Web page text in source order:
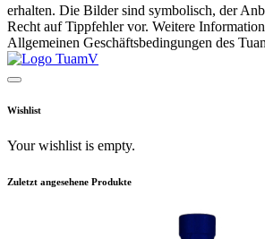
erhalten. Die Bilder sind symbolisch, der
Recht auf Tippfehler vor. Weitere
Allgemeinen Geschäftsbedingungen des
Wishlist
Your wishlist is empty.
Zuletzt angesehene Produkte